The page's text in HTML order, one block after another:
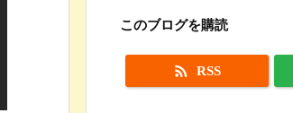
このブログを購読
 RSS